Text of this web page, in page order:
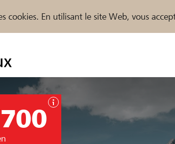
cookies. En utilisant le site Web, vous
& assistance
organisations